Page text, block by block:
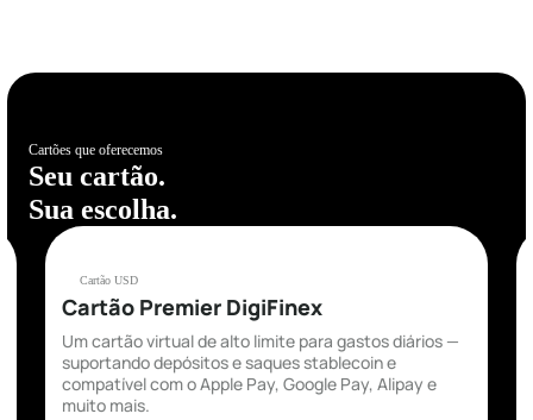
Cartões que oferecemos
Seu cartão.
Sua escolha.
Cartão USD
Cartão Premier DigiFinex
Um cartão virtual de alto limite para gastos diários —
suportando depósitos e saques stablecoin e
compatível com o Apple Pay, Google Pay, Alipay e
muito mais.